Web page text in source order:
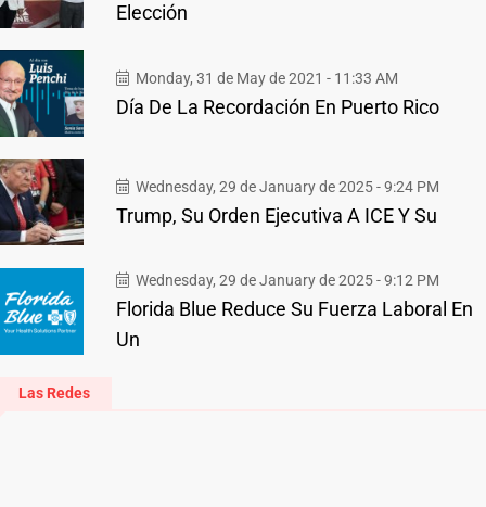
Elección
Monday, 31 de May de 2021 - 11:33 AM
Día De La Recordación En Puerto Rico
Wednesday, 29 de January de 2025 - 9:24 PM
Trump, Su Orden Ejecutiva A ICE Y Su
Wednesday, 29 de January de 2025 - 9:12 PM
Florida Blue Reduce Su Fuerza Laboral En
Un
Las Redes